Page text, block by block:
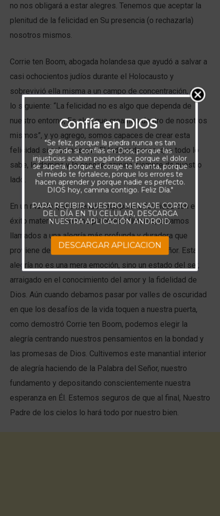
no nos obligará a estar alegres. Tenemos que aceptar la
plenitud de la felicidad en Su presencia (o rechazarla)
nosotros mismos.
Corrie ten Boom, abogada holandesa que ayudó a salvar a
casi ochocientos judíos durante el Holocausto y
sobrevivió ella misma a un campo de concentración, dijo
lo siguiente: “La felicidad no es algo que dependa de
nuestro entorno, Es algo que creamos dentro de nosotros
mismos”, y yo agrego, somos capaces de crear esta
felicidad si sabemos que El todopoderoso, que todo lo
sabe, lo domina y lo conoce, camina siempre de nuestro
lado.
En un mundo que a menudo equipara la felicidad con el
éxito material o con los placeres efímeros, estamos
llamados a una alegría más profunda y duradera que
proviene de poner nuestra esperanza en el Señor. Esta
alegría no es una mera emoción, sino un estado del ser,
arraigado en el conocimiento del amor y la fidelidad de
Dios. Aún cuando debamos pasar por valles de oscuridad
en que los desafíos de la vida toquen a nuestra puerta,
como demostró Corrie ten Boom, podemos elegir la
alegría centrando nuestros pensamientos en la bondad y
las promesas de Dios. Cultivemos este manantial interior
de alegría haciendo de la Palabra del Señor, nuestro
fundamento y depositando conscientemente nuestra
esperanza en Él. Estemos seguros de que al final, Nuestro
Padre de los cielos lo hará todo por nuestro bien.
Confía en DIOS
"Se feliz, porque la piedra nunca es tan
grande si confías en Dios, porque las
injusticias acaban pagándose, porque el dolor
se supera, porque el coraje te levanta, porque
el miedo te fortalece, porque los errores te
hacen aprender y porque nadie es perfecto.
DIOS hoy, camina contigo. Feliz Día."
PARA RECIBIR NUESTRO MENSAJE CORTO
DEL DÍA EN TU CELULAR, DESCARGA
NUESTRA APLICACIÓN ANDROID.
DESCARGAR APLICACION